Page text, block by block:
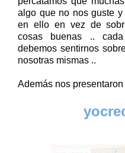
algo que no nos guste
en ello en vez de
cosas buenas ..
debemos sentirnos
nosotras mismas ..
Además nos